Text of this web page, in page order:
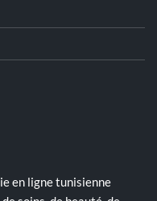
en ligne tunisienne